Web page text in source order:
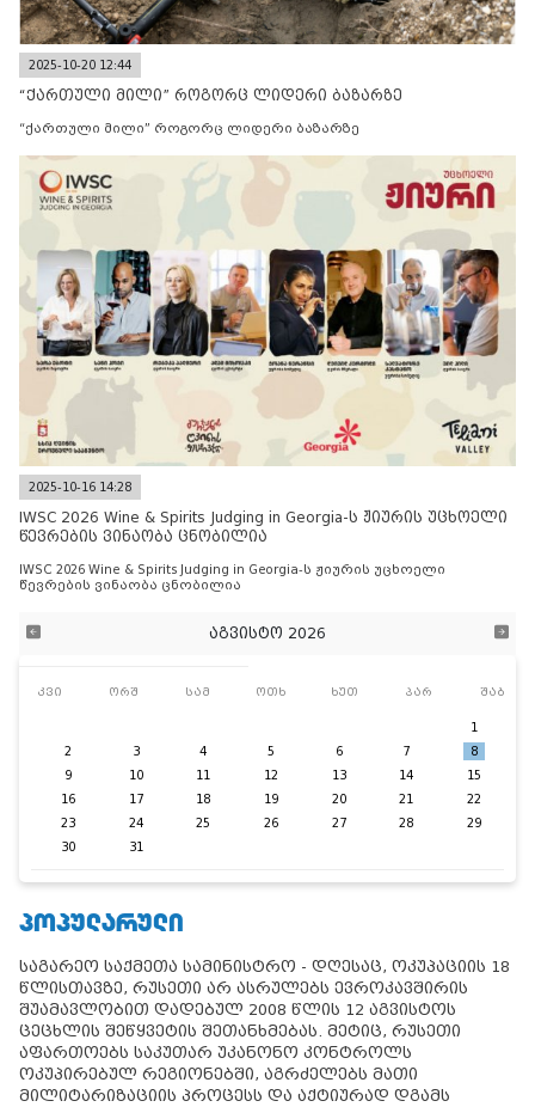
2025-10-20 12:44
“ქართული მილი” როგორც ლიდერი ბაზარზე
“ქართული მილი” როგორც ლიდერი ბაზარზე
2025-10-16 14:28
IWSC 2026 Wine & Spirits Judging in Georgia-ს ჟიურის უცხოელი
წევრების ვინაობა ცნობილია
IWSC 2026 Wine & Spirits Judging in Georgia-ს ჟიურის უცხოელი
წევრების ვინაობა ცნობილია
აგვისტო 2026
კვი ორშ სამ ოთხ ხუთ პარ შაბ
1
2
3 4 5 6 7
8
9
10 11 12 13 14
15
16
17 18 19 20 21
22
23
24 25 26 27 28
29
30
31
ᲞᲝᲞᲣᲚᲐᲠᲣᲚᲘ
საგარეო საქმეთა სამინისტრო - დღესაც, ოკუპაციის 18
წლისთავზე, რუსეთი არ ასრულებს ევროკავშირის
შუამავლობით დადებულ 2008 წლის 12 აგვისტოს
ცეცხლის შეწყვეტის შეთანხმებას. მეტიც, რუსეთი
აფართოებს საკუთარ უკანონო კონტროლს
ოკუპირებულ რეგიონებში, აგრძელებს მათი
მილიტარიზაციის პროცესს და აქტიურად დგამს